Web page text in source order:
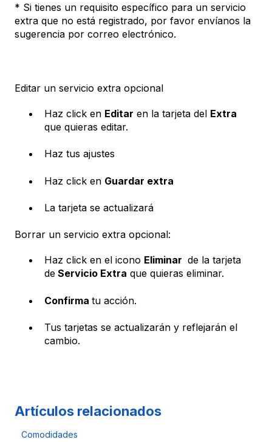
* Si tienes un requisito específico para un servicio
extra que no está registrado, por favor envíanos la
sugerencia por correo electrónico.
Editar un servicio extra opcional
Haz click en Editar en la tarjeta del Extra
que quieras editar.
Haz tus ajustes
Haz click en Guardar extra
La tarjeta se actualizará
Borrar un servicio extra opcional:
Haz click en el icono Eliminar de la tarjeta
de Servicio Extra que quieras eliminar.
Confirma tu acción.
Tus tarjetas se actualizarán y reflejarán el
cambio.
Artículos relacionados
Comodidades